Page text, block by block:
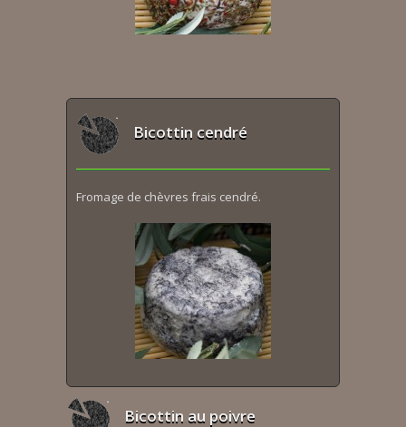
Bicottin cendré
Fromage de chèvres frais cendré.
Bicottin au poivre